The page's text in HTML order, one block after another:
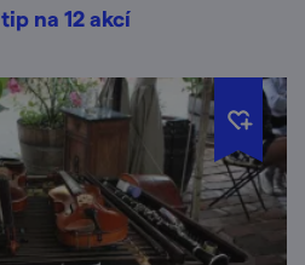
tip na 12akcí